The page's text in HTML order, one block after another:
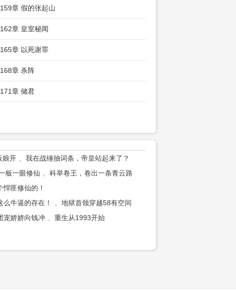
章 假的张起山
章 皇室秘闻
章 以死谢罪
章 杀阵
章 储君
娘开
我在战锤抽词条，帝皇站起来了？
板一眼修仙
科举卷王，卷出一条青云路
悍匪修仙的！
牛逼的存在！
地狱首领穿越58有空间
宠娇娇向钱冲
重生从1993开始